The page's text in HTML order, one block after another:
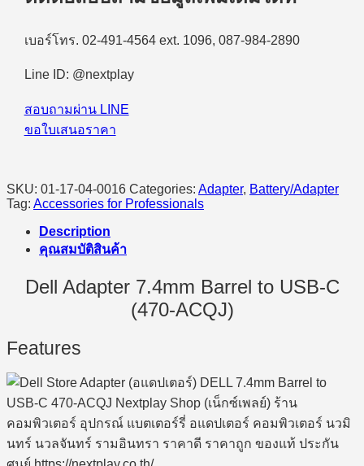
7.4mm
USB-
(470-
quantity
เบอร์โทร. 02-491-4564 ext. 1096, 087-984-2890
Line ID: @nextplay
สอบถามผ่าน LINE
ขอใบเสนอราคา
SKU: 01-17-04-0016 Categories: Adapter, Battery/Adapter
Tag: Accessories for Professionals
Description
คุณสมบัติสินค้า
Dell Adapter 7.4mm Barrel to USB-C
(470-ACQJ)
Features